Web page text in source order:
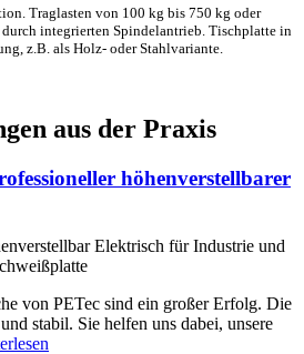
Traglasten von 100 kg bis 750 kg oder
durch integrierten Spindelantrieb. Tischplatte in
z.B. als Holz- oder Stahlvariante.
aus der Praxis
höhenverstellbarer
von PETec sind ein großer Erfolg. Die
stabil. Sie helfen uns dabei, unsere